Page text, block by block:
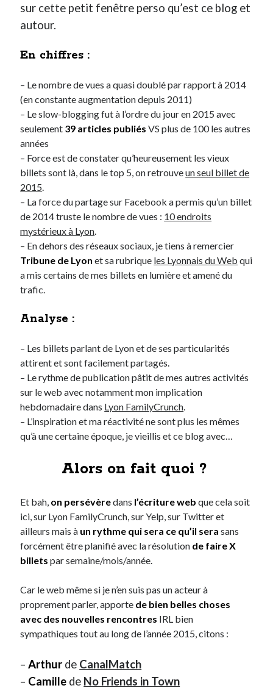
Entretien ménagerdans
littleceltdans Comment j’ai opéré ma vélorution toute personnelle
AnthonydansComment j’ai opéré ma vélorution toute personnelle
Renaud DucherdansComment j’ai opéré ma vélorution toute
personnelle
On parle de quoi ?
Lectures
Photos
Post inutile
Sorties cuculturelles
Vidéos
sur cette petit fenêtre perso qu’est ce blog et
autour.
En chiffres :
– Le nombre de vues a quasi doublé par rapport à 2014
(en constante augmentation depuis 2011)
– Le slow-blogging fut à l’ordre du jour en 2015 avec
seulement 39 articles publiés VS plus de 100 les autres
années
– Force est de constater qu’heureusement les vieux
billets sont là, dans le top 5, on retrouveun seul billet de
2015.
– La force du partage sur Facebook a permis qu’un billet
de 2014 truste le nombre de vues : 10 endroits
mystérieux à Lyon.
– En dehors des réseaux sociaux, je tiens à remercier
Tribune de Lyonet sa rubrique les Lyonnais du Web qui
a mis certains de mes billets en lumière et amené du
trafic.
Analyse :
– Les billets parlant de Lyon et de ses particularités
attirent et sont facilement partagés.
– Le rythme de publication pâtit de mes autres activités
sur le web avec notamment mon implication
hebdomadaire dans Lyon FamilyCrunch.
– L’inspiration et ma réactivité ne sont plus les mêmes
qu’à une certaine époque, je vieillis et ce blog avec…
Alors on fait quoi ?
Et bah, on persévèredans l’écriture web que cela soit
ici, sur Lyon FamilyCrunch, sur Yelp, sur Twitter et
ailleurs mais à un rythme qui sera ce qu’il sera sans
forcément être planifié avec la résolution de faire X
billets par semaine/mois/année.
Car le web même si je n’en suis pas un acteur à
proprement parler, apporte de bien belles choses
avec des nouvelles rencontres IRL bien
sympathiques tout au long de l’année 2015, citons :
–Arthur de CanalMatch
– Camille de No Friends in Town